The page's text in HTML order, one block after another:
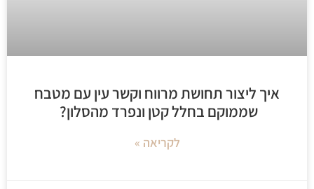
איך ליצור תחושת מרווח וקשר עין עם מטבח
שממוקם בחלל קטן ונפרד מהסלון?
לקריאה »